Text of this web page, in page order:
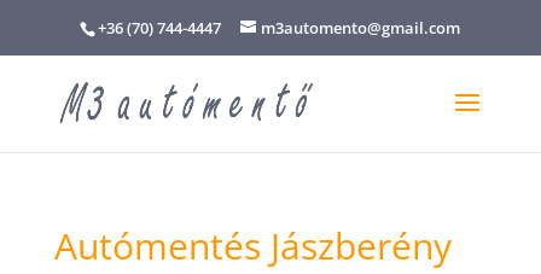
+36 (70) 744-4447 m3automento@gmail.com
Autómentés Jászberény